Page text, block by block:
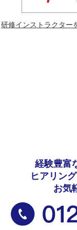
研修インストラクター
経験豊富
ヒアリン
お気